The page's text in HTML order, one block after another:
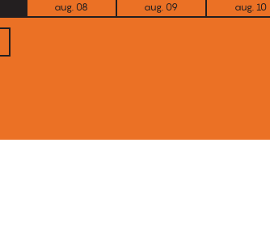
aug. 08 aug. 09 aug. 10